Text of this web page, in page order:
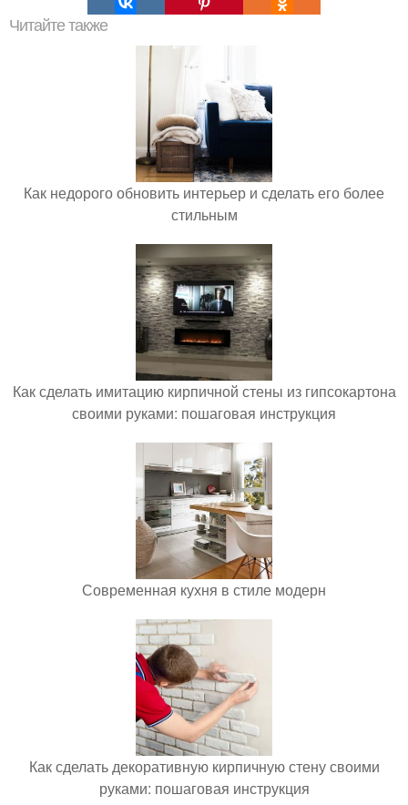
Читайте также
Как недорого обновить интерьер и сделать его более
стильным
Как сделать имитацию кирпичной стены из гипсокартона
своими руками: пошаговая инструкция
Современная кухня в стиле модерн
Как сделать декоративную кирпичную стену своими
руками: пошаговая инструкция